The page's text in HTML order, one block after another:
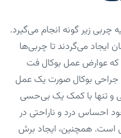
چربی زیر گونه انجام می‌گیرد.
ایجاد می‌گردند تا چربی‌ها
که عوارض عمل بوکال فت
جراحی بوکال صورت یک عمل
و تنها با کمک یک بی‌حسی
احساس درد و ناراحتی در
است. همچنین، ایجاد برش